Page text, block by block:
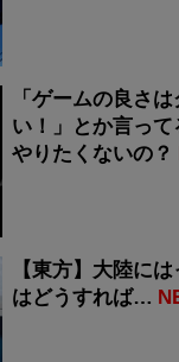
「ゲームの良さ
い！」とか言って
やりたくないの？
【東方】大陸に
はどうすれば…